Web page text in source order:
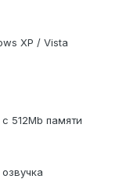
XP / Vista
512Mb памяти